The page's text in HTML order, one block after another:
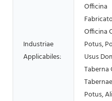
Industriae
Applicabiles:
Officina
Officina
Potus,
Usus
Taberna
Potus,